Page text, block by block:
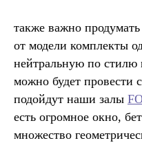
также важно
от модели комплекты
нейтральную по стилю
можно будет провести
подойдут наши залы
есть огромное окно,
множество